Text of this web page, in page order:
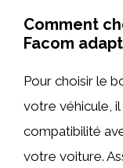
Comment
Facom
Pour choisir le
votre véhicule,
compatibilité
votre voiture.